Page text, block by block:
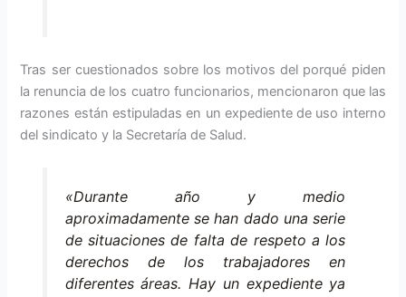
Tras ser cuestionados sobre los motivos del porqué piden
la renuncia de los cuatro funcionarios, mencionaron que las
razones están estipuladas en un expediente de uso interno
del sindicato y la Secretaría de Salud.
«Durante año y medio
aproximadamente se han dado una serie
de situaciones de falta de respeto a los
derechos de los trabajadores en
diferentes áreas. Hay un expediente ya